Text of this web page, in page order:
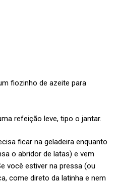
fiozinho de azeite para
refeição leve, tipo o jantar.
ficar na geladeira enquanto
o abridor de latas) e vem
você estiver na pressa (ou
come direto da latinha e nem